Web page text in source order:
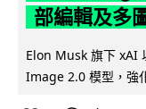
部編輯及多
Elon Musk 旗下 xAI
Image 2.0 模型，強